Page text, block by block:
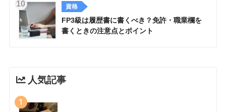
資格
FP3級は履歴書に書くべき？免許・職業欄を
書くときの注意点とポイント
人気記事
1